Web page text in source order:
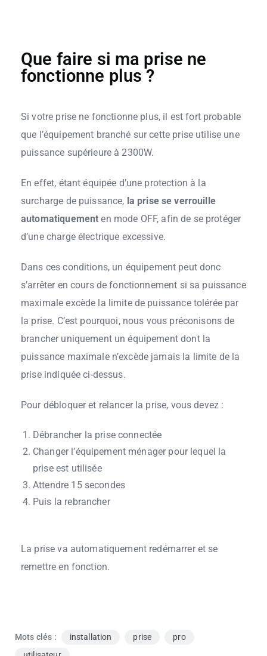
Que faire si ma prise ne
fonctionne plus ?
Si votre prise ne fonctionne plus, il est fort probable
que l’équipement branché sur cette prise utilise une
puissance supérieure à 2300W.
En effet, étant équipée d’une protection à la
surcharge de puissance, la prise se verrouille
automatiquement en mode OFF, afin de se protéger
d’une charge électrique excessive.
Dans ces conditions, un équipement peut donc
s’arrêter en cours de fonctionnement si sa puissance
maximale excède la limite de puissance tolérée par
la prise. C’est pourquoi, nous vous préconisons de
brancher uniquement un équipement dont la
puissance maximale n’excède jamais la limite de la
prise indiquée ci-dessus.
Pour débloquer et relancer la prise, vous devez :
Débrancher la prise connectée
Changer l’équipement ménager pour lequel la
prise est utilisée
Attendre 15 secondes
Puis la rebrancher
La prise va automatiquement redémarrer et se
remettre en fonction.
Mots clés : installation prise
pro